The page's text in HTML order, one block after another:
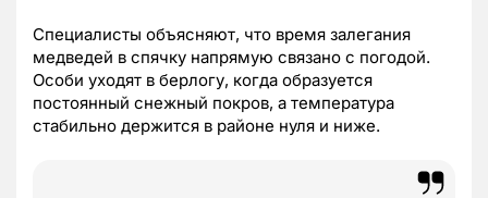
Специалисты объясняют, что время залегания
медведей в спячку напрямую связано с погодой.
Особи уходят в берлогу, когда образуется
постоянный снежный покров, а температура
стабильно держится в районе нуля и ниже.